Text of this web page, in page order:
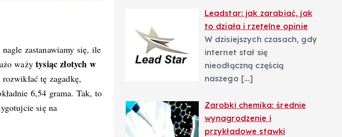
zastanawiamy się, ile
ważytysiąc złotych w
tę zagadkę,
6,54 grama. Tak, to
się na
Leadstar: jak zarabiać, jak
to działa i rzetelne opinie
W dzisiejszych czasach, gdy
internet stał się
nieodłączną częścią
naszego […]
Zarobki chemika: średnie
wynagrodzenie i
przykładowe stawki